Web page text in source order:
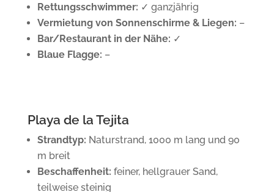
Rettungsschwimmer: ✓ ganzjährig
Vermietung von Sonnenschirme & Liegen: –
Bar/Restaurant in der Nähe: ✓
Blaue Flagge: –
Playa de la Tejita
Strandtyp: Naturstrand, 1000 m lang und 90
m breit
Beschaffenheit: feiner, hellgrauer Sand,
teilweise steinig